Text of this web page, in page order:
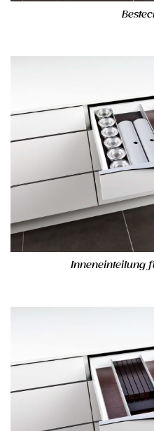
Inneneinteilung